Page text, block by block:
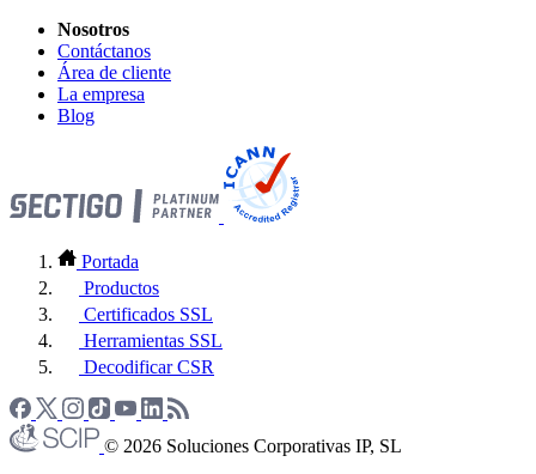
Nosotros
Contáctanos
Área de cliente
La empresa
Blog
Portada
Productos
Certificados SSL
Herramientas SSL
Decodificar CSR
© 2026 Soluciones Corporativas IP, SL